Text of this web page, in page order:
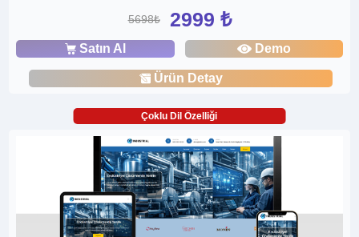
5698₺ 2999 ₺
Satın Al Demo
Ürün Detay
Çoklu Dil Özelliği